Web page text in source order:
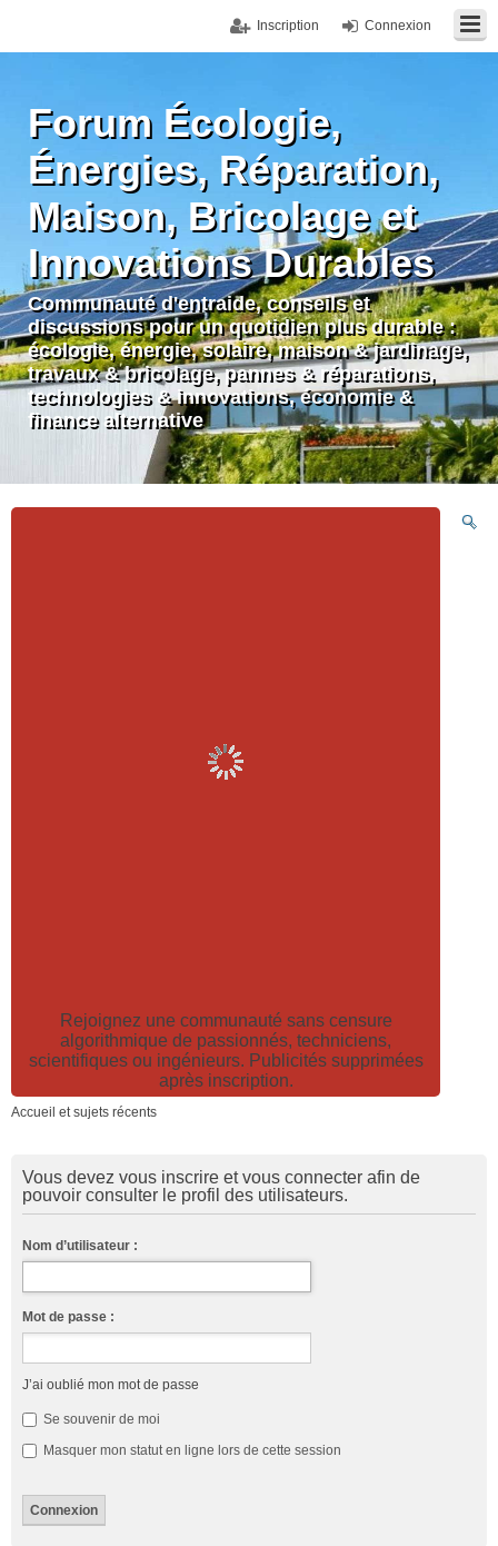
Connexion
Inscription
Forum Écologie,
Énergies, Réparation,
Maison, Bricolage et
Innovations Durables
Communauté d'entraide, conseils et
discussions pour un quotidien plus durable :
écologie, énergie, solaire, maison & jardinage,
travaux & bricolage, pannes & réparations,
technologies & innovations, économie &
finance alternative
Rejoignez une communauté sans censure
algorithmique de passionnés, techniciens,
scientifiques ou ingénieurs. Publicités supprimées
après inscription.
Accueil et sujets récents
Vous devez vous inscrire et vous connecter afin de
pouvoir consulter le profil des utilisateurs.
Nom d’utilisateur :
Mot de passe :
J’ai oublié mon mot de passe
Se souvenir de moi
Masquer mon statut en ligne lors de cette session